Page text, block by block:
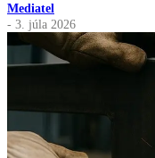
Mediatel
- 3. júla 2026